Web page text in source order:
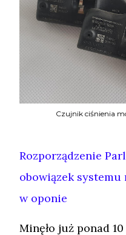
Czujnik ciśnienia
Rozporządzenie
obowiązek
w oponie
Minęło już ponad